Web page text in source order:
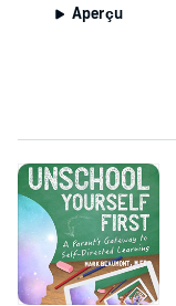
Aperçu